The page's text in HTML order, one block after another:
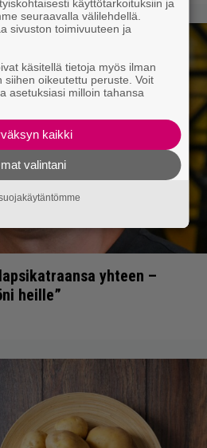
yhteen –
heille”
käyttötarkoituksiin ja
seuraavalla välilehdellä.
sivuston toimivuuteen ja
käsitellä tietoja myös ilman
siihen oikeutettu peruste. Voit
asetuksiasi milloin tahansa
kaikki
valintani